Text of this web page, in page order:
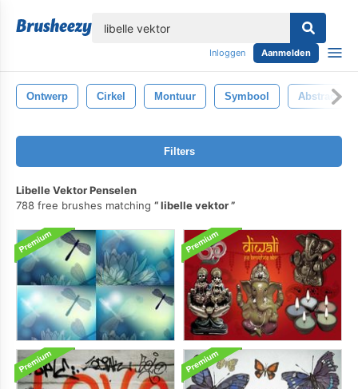
Inloggen Aanmelden
Ontwerp Cirkel Montuur Symbool Abstract
Filters
Libelle Vektor Penselen
788 free brushes matching
libelle vektor